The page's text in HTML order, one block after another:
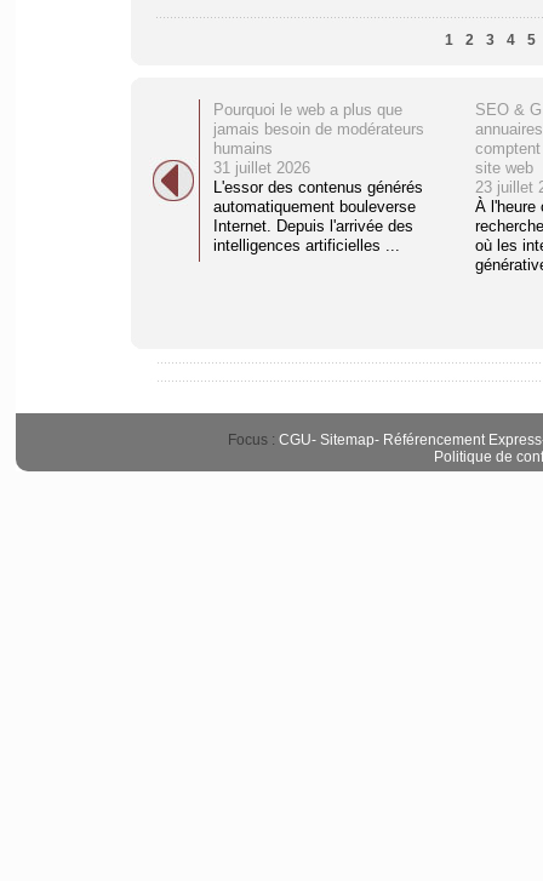
1 2 3 4 5
Pourquoi le web a plus que
jamais besoin de modérateurs
humains
31 juillet 2026
L'essor des contenus générés
automatiquement bouleverse
Internet. Depuis l'arrivée des
intelligences artificielles ...
SEO &
site web
23 juillet
À l'heure
où les
Focus : CGU- Sitemap- Référencement Express
Politique de